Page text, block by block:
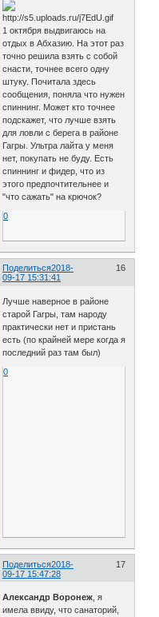
1 октября выдвигаюсь на
отдых в Абхазию. На этот раз
точно решила взять с собой
снасти, точнее всего одну
штуку. Почитала здесь
сообщения, поняла что нужен
спиннинг. Может кто точнее
подскажет, что лучше взять
для ловли с берега в районе
Гагры. Ультра лайта у меня
нет, покупать не буду. Есть
спиннинг и фидер, что из
этого предпочтительнее и
"что сажать" на крючок?
0
Поделиться 16
2018-
09-17 15:31:41
Лучше наверное в районе
старой Гагры, там народу
практически нет и пристань
есть (по крайней мере когда я
последний раз там был)
0
Поделиться 17
2018-
09-17 15:47:28
Александр Воронеж , я
имела ввиду, что санаторий,